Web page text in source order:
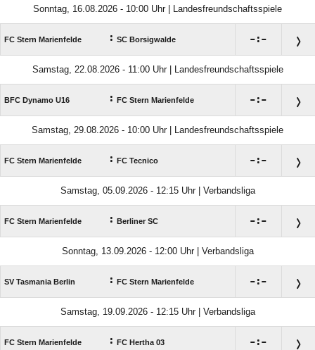
Sonntag, 16.08.2026 - 10:00 Uhr | Landesfreundschaftsspiele
FC Stern Marienfelde : SC Borsigwalde :
Samstag, 22.08.2026 - 11:00 Uhr | Landesfreundschaftsspiele
BFC Dynamo U16 : FC Stern Marienfelde :
Samstag, 29.08.2026 - 10:00 Uhr | Landesfreundschaftsspiele
FC Stern Marienfelde : FC Tecnico :
Samstag, 05.09.2026 - 12:15 Uhr | Verbandsliga
FC Stern Marienfelde : Berliner SC :
Sonntag, 13.09.2026 - 12:00 Uhr | Verbandsliga
SV Tasmania Berlin : FC Stern Marienfelde :
Samstag, 19.09.2026 - 12:15 Uhr | Verbandsliga
FC Stern Marienfelde : FC Hertha 03 :